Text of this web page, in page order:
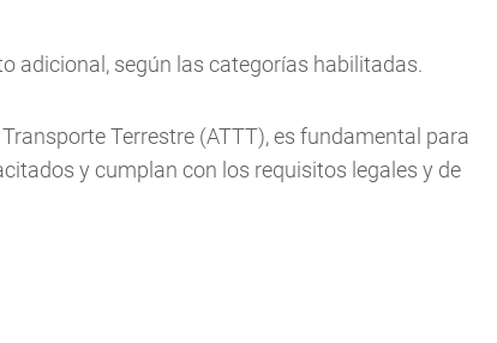
adicional, según las categorías habilitadas.
Terrestre (ATTT), es fundamental para
y cumplan con los requisitos legales y de